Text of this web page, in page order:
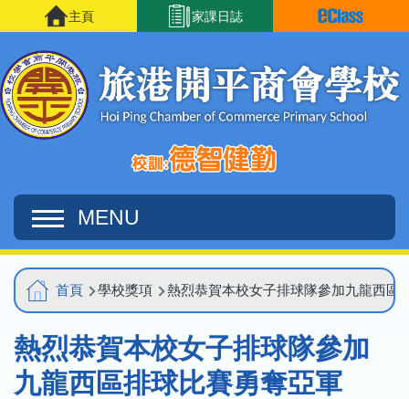
移至主內容 家課日誌
主頁
MENU
Main
navigation
導
航
連
結
首頁 學校獎項 熱烈恭賀本校女子排球隊參加九龍西區
熱烈恭賀本校女子排球隊參加
九龍西區排球比賽勇奪亞軍